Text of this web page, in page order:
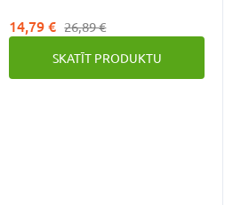
intensīvi atjaunojošs šampūns.
Ar Silksteel FUSION
programmu, zīda aminoskābju
un mikronizētu lipīdu
14,79 € 26,89 €
SKATĪT PRODUKTU